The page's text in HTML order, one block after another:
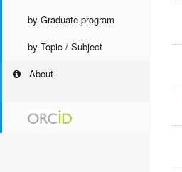
by Graduate program
by Topic / Subject
About